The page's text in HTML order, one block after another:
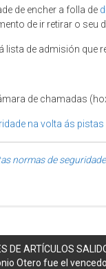
de encher a folla de
de ir retirar o seu
lista de admisión que
de chamadas
na volta ás pistas
normas de
DE ARTÍCULOS
Otero fue el